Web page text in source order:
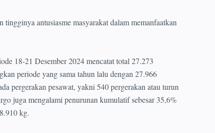
antusiasme masyarakat dalam memanfaatkan
18-21 Desember 2024 mencatat total 27.273
periode yang sama tahun lalu dengan 27.966
pergerakan pesawat, yakni 540 pergerakan atau turun
juga mengalami penurunan kumulatif sebesar 35,6%
kg.